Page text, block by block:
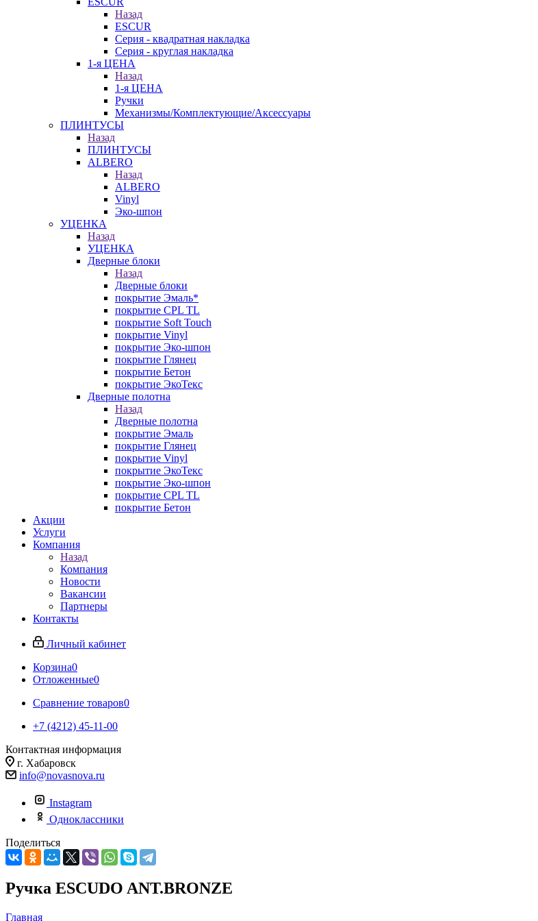
Назад
ESCUR
Серия - квадратная накладка
Серия - круглая накладка
1-я ЦЕНА
Назад
1-я ЦЕНА
Ручки
Механизмы/Комплектующие/Аксессуары
ПЛИНТУСЫ
Назад
ПЛИНТУСЫ
ALBERO
Назад
ALBERO
Vinyl
Эко-шпон
УЦЕНКА
Назад
УЦЕНКА
Дверные блоки
Назад
Дверные блоки
покрытие Эмаль*
покрытие CPL TL
покрытие Soft Touch
покрытие Vinyl
покрытие Эко-шпон
покрытие Глянец
покрытие Бетон
покрытие ЭкоТекс
Дверные полотна
Назад
Дверные полотна
покрытие Эмаль
покрытие Глянец
покрытие Vinyl
покрытие ЭкоТекс
покрытие Эко-шпон
покрытие CPL TL
покрытие Бетон
Акции
Услуги
Компания
Назад
Компания
Новости
Вакансии
Партнеры
Контакты
Личный кабинет
Корзина0
Отложенные0
Сравнение товаров0
+7 (4212) 45-11-00
Контактная информация
г. Хабаровск
info@novasnova.ru
Instagram
Одноклассники
Поделиться
Ручка ESCUDO ANT.BRONZE
Главная